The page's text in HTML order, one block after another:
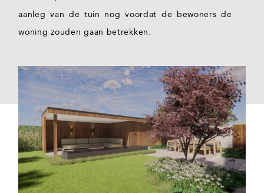
aanleg van de tuin nog voordat de bewoners de
woning zouden gaan betrekken.